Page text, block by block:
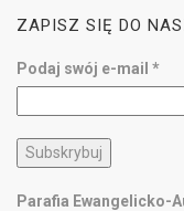
ZAPISZ SIĘ DO
Podaj swój e-mail *
Parafia Ewangelicko-